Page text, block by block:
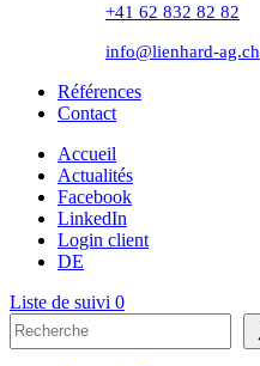
+41 62 832 82 82
info@lienhard-ag.ch
Références
Contact
Accueil
Actualités
Facebook
LinkedIn
Login client
DE
Liste de suivi 0
Rechercher